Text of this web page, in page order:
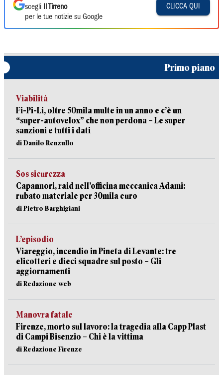
scegli
Il Tirreno
per le tue notizie su Google
CLICCA QUI
Primo piano
Viabilità
Fi-Pi-Li, oltre 50mila multe in un anno e c’è un
“super-autovelox” che non perdona – Le super
sanzioni e tutti i dati
di Danilo Renzullo
Sos sicurezza
Capannori, raid nell’officina meccanica Adami:
rubato materiale per 30mila euro
di Pietro Barghigiani
L’episodio
Viareggio, incendio in Pineta di Levante: tre
elicotteri e dieci squadre sul posto – Gli
aggiornamenti
di Redazione web
Manovra fatale
Firenze, morto sul lavoro: la tragedia alla Capp Plast
di Campi Bisenzio – Chi è la vittima
di Redazione Firenze